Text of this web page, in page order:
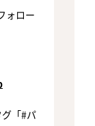
ォロー
グ「#パ